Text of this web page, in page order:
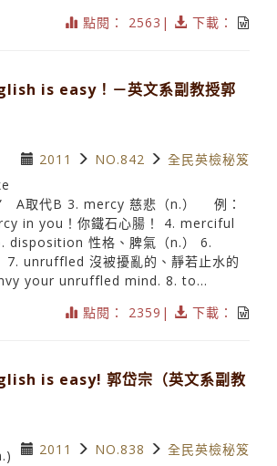
點閱： 2563|
下載：
is easy！－英文系副教授郭
2011 NO.842 全民英檢秘笈
A取代B 3. mercy 慈悲（n.） 例：
in you！你鐵石心腸！ 4. merciful
disposition 性格、脾氣（n.） 6.
unruffled 沒被擾亂的、靜若止水的
your unruffled mind. 8. to...
點閱： 2359|
下載：
is easy! 郭岱宗（英文系副教
2011 NO.838 全民英檢秘笈